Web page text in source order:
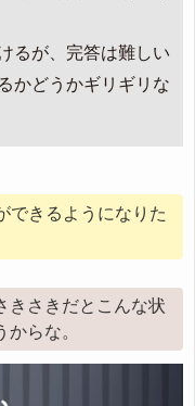
るが、完答は難しい
かどうかギリギリな
できるようになりた
きさきだとこんな状
らな。